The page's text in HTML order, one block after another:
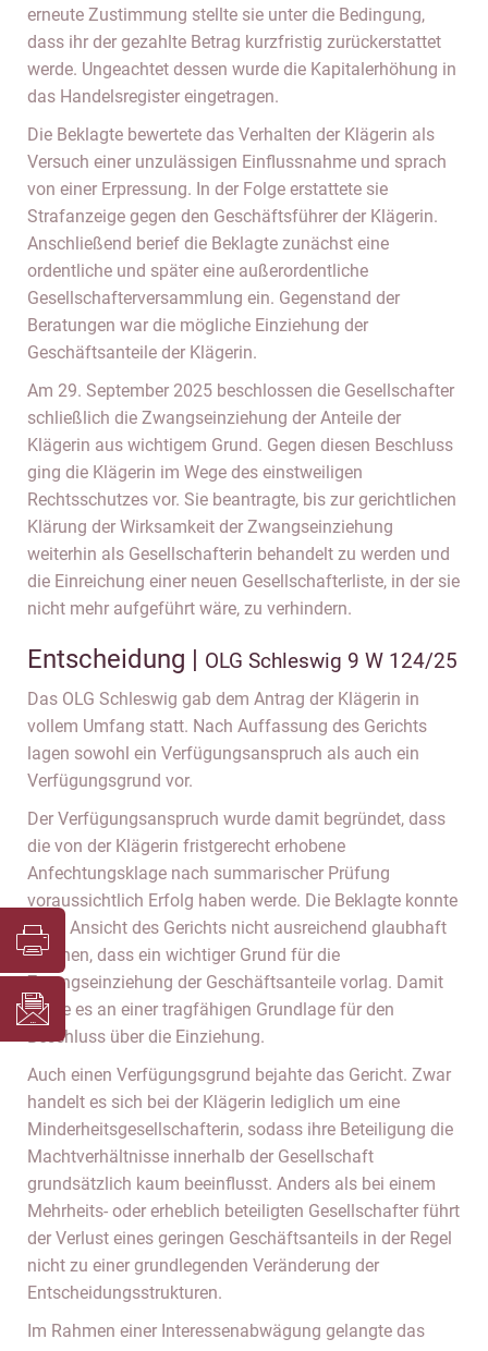
erneute Zustimmung stellte sie unter die Bedingung,
dass ihr der gezahlte Betrag kurzfristig zurückerstattet
werde. Ungeachtet dessen wurde die Kapitalerhöhung in
das Handelsregister eingetragen.
Die Beklagte bewertete das Verhalten der Klägerin als
Versuch einer unzulässigen Einflussnahme und sprach
von einer Erpressung. In der Folge erstattete sie
Strafanzeige gegen den Geschäftsführer der Klägerin.
Anschließend berief die Beklagte zunächst eine
ordentliche und später eine außerordentliche
Gesellschafterversammlung ein. Gegenstand der
Beratungen war die mögliche Einziehung der
Geschäftsanteile der Klägerin.
Am 29. September 2025 beschlossen die Gesellschafter
schließlich die Zwangseinziehung der Anteile der
Klägerin aus wichtigem Grund. Gegen diesen Beschluss
ging die Klägerin im Wege des einstweiligen
Rechtsschutzes vor. Sie beantragte, bis zur gerichtlichen
Klärung der Wirksamkeit der Zwangseinziehung
weiterhin als Gesellschafterin behandelt zu werden und
die Einreichung einer neuen Gesellschafterliste, in der sie
nicht mehr aufgeführt wäre, zu verhindern.
Entscheidung | OLG Schleswig 9 W 124/25
Das OLG Schleswig gab dem Antrag der Klägerin in
vollem Umfang statt. Nach Auffassung des Gerichts
lagen sowohl ein Verfügungsanspruch als auch ein
Verfügungsgrund vor.
Der Verfügungsanspruch wurde damit begründet, dass
die von der Klägerin fristgerecht erhobene
Anfechtungsklage nach summarischer Prüfung
voraussichtlich Erfolg haben werde. Die Beklagte konnte
nach Ansicht des Gerichts nicht ausreichend glaubhaft
machen, dass ein wichtiger Grund für die
Zwangseinziehung der Geschäftsanteile vorlag. Damit
fehlte es an einer tragfähigen Grundlage für den
Beschluss über die Einziehung.
Auch einen Verfügungsgrund bejahte das Gericht. Zwar
handelt es sich bei der Klägerin lediglich um eine
Minderheitsgesellschafterin, sodass ihre Beteiligung die
Machtverhältnisse innerhalb der Gesellschaft
grundsätzlich kaum beeinflusst. Anders als bei einem
Mehrheits- oder erheblich beteiligten Gesellschafter führt
der Verlust eines geringen Geschäftsanteils in der Regel
nicht zu einer grundlegenden Veränderung der
Entscheidungsstrukturen.
Im Rahmen einer Interessenabwägung gelangte das